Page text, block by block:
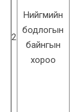
2
Нийгмийн
бодлогын
байнгын
хороо